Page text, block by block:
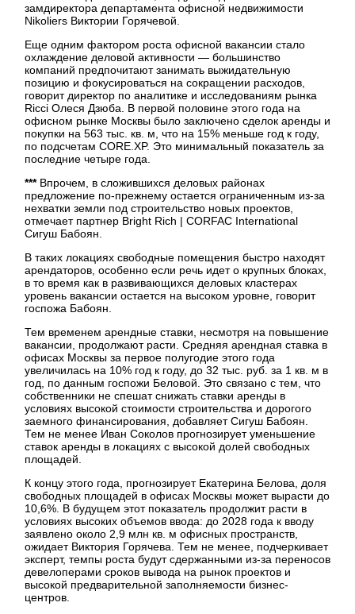
замдиректора департамента офисной недвижимости
Nikoliers Виктории Горячевой.
Еще одним фактором роста офисной вакансии стало
охлаждение деловой активности — большинство
компаний предпочитают занимать выжидательную
позицию и фокусироваться на сокращении расходов,
говорит директор по аналитике и исследованиям рынка
Ricci Олеся Дзюба. В первой половине этого года на
офисном рынке Москвы было заключено сделок аренды и
покупки на 563 тыс. кв. м, что на 15% меньше год к году,
по подсчетам CORE.XP. Это минимальный показатель за
последние четыре года.
*** Впрочем, в сложившихся деловых районах
предложение по-прежнему остается ограниченным из-за
нехватки земли под строительство новых проектов,
отмечает партнер Bright Rich | CORFAC International
Сигуш Бабоян.
В таких локациях свободные помещения быстро находят
арендаторов, особенно если речь идет о крупных блоках,
в то время как в развивающихся деловых кластерах
уровень вакансии остается на высоком уровне, говорит
госпожа Бабоян.
Тем временем арендные ставки, несмотря на повышение
вакансии, продолжают расти. Средняя арендная ставка в
офисах Москвы за первое полугодие этого года
увеличилась на 10% год к году, до 32 тыс. руб. за 1 кв. м в
год, по данным госпожи Беловой. Это связано с тем, что
собственники не спешат снижать ставки аренды в
условиях высокой стоимости строительства и дорогого
заемного финансирования, добавляет Сигуш Бабоян.
Тем не менее Иван Соколов прогнозирует уменьшение
ставок аренды в локациях с высокой долей свободных
площадей.
К концу этого года, прогнозирует Екатерина Белова, доля
свободных площадей в офисах Москвы может вырасти до
10,6%. В будущем этот показатель продолжит расти в
условиях высоких объемов ввода: до 2028 года к вводу
заявлено около 2,9 млн кв. м офисных пространств,
ожидает Виктория Горячева. Тем не менее, подчеркивает
эксперт, темпы роста будут сдержанными из-за переносов
девелоперами сроков вывода на рынок проектов и
высокой предварительной заполняемости бизнес-
центров.